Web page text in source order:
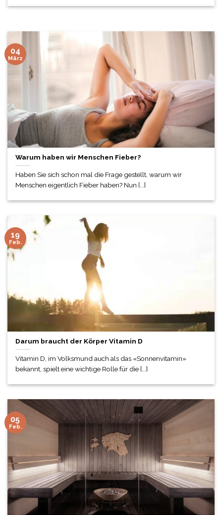
Warum haben wir Menschen Fieber?
Haben Sie sich schon mal die Frage gestellt, warum wir
Menschen eigentlich Fieber haben? Nun [...]
04
März
Darum braucht der Körper Vitamin D
Vitamin D, im Volksmund auch als das «Sonnenvitamin»
bekannt, spielt eine wichtige Rolle für die [...]
19
Feb.
05
Feb.